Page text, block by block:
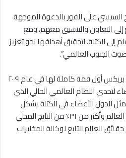
السيسي على الفور بالدعوة الموجهة
التعاون والتنسيق معهم، ومع
إلى الكتلة، لتحقيق أهدافها نحو تعزيز
الجنوب العالمي”.
بمبادرة من روسيا، عقدت كتلة بريكس أول قمة كاملة لها في عام ٢٠٠٩
لتحدي النظام العالمي الحالي الذي
الدول الأعضاء في الكتلة بشكل
جماعي أكثر من ٤٠٪ من سكان العالم وأكثر من ٣١٪ من الناتج المحلي
العالم التابع لوكالة المخابرات